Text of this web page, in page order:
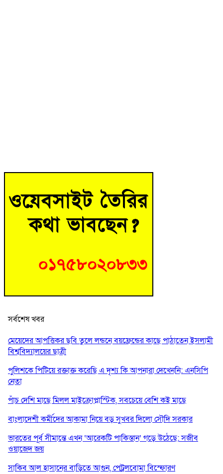
সর্বশেষ খবর
মেয়েদের আপত্তিকর ছবি তুলে লন্ডনে বয়ফ্রেন্ডের কাছে পাঠাতেন ইসলামী
বিশ্ববিদ্যালয়ের ছাত্রী
পুলিশকে পিটিয়ে রক্তাক্ত করেছি এ দৃশ্য কি আপনারা দেখেননি: এনসিপি
নেতা
পাঁচ দেশি মাছে মিলল মাইক্রোপ্লাস্টিক, সবচেয়ে বেশি কই মাছে
বাংলাদেশী কর্মীদের আকামা নিয়ে বড় সুখবর দিলো সৌদি সরকার
ভারতের পূর্ব সীমান্তে এখন ‘আরেকটি পাকিস্তান’ গড়ে উঠেছে: সজীব
ওয়াজেদ জয়
সাকিব আল হাসানের বাড়িতে আগুন, পেট্রলবোমা বিস্ফোরণ